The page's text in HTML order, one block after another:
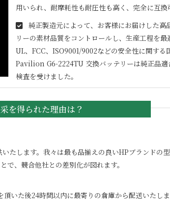
用いられ、耐摩耗性も耐圧性も高く、完全に互換
純正製造元によって、お客様にお届けした高
リーの素材品質をコントロールし、生産工程を最
UL、FCC、ISO9001/9002などの安全性に関する
Pavilion G6-2224TU 交換バッテリーは純正品
検査を受けました。
を得られた理由は？
します。我々は最も品揃えの良いHPブランドの
、競合他社との差別化が図れます。
いた後24時間以内に最寄りの倉庫から配送いたしま